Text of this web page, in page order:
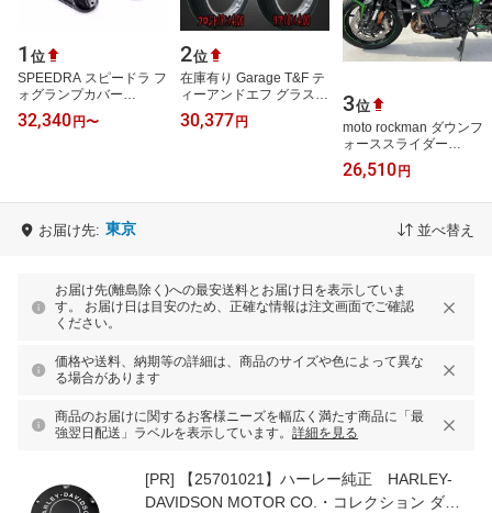
1 位
SPEEDRA スピードラ フ
ォグランプカバー
R1300GS Adventure
BMW その他外装オプシ
32,340 円〜
2位
在庫有り Garage T&F テ
ィーアンドエフ グラスト
ラッカー250 お買い得!!
unilli(ユナリ)ビンテージ
30,377 円
3位
moto rockman ダウンフ
ォーススライダー
TYPE2 Z H2/SE 20-23
DS2-K13 モトロックマ
26,510 円
お届け先: 東京 並べ替え
お届け先(離島除く)への最安送料とお届け日を表示していま
す。 お届け日は目安のため、正確な情報は注文画面でご確認
ください。
価格や送料、納期等の詳細は、商品のサイズや色によって異な
る場合があります
商品のお届けに関するお客様ニーズを幅広く満たす商品に「最
強翌日配送」ラベルを表示しています。 詳細を見る
[PR]
【25701021】ハーレー純正 HARLEY-
DAVIDSON MOTOR CO.・コレクション ダー